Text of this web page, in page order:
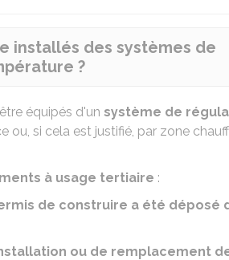
installés des systèmes de
?
équipés d'un système de
ou, si cela est justifié, par zone
à usage tertiaire :
de construire a été déposé
ou de remplacement